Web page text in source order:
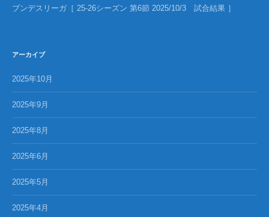
ブンデスリーガ［ 25-26シーズン 第6節 2025/10/3 試合結果 ］
アーカイブ
2025年10月
2025年9月
2025年8月
2025年6月
2025年5月
2025年4月